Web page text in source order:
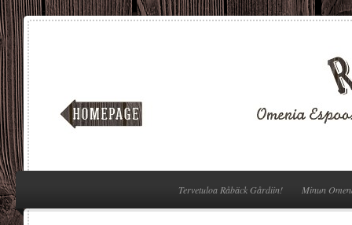
Tervetuloa Råbäck Gårdiin! Minun